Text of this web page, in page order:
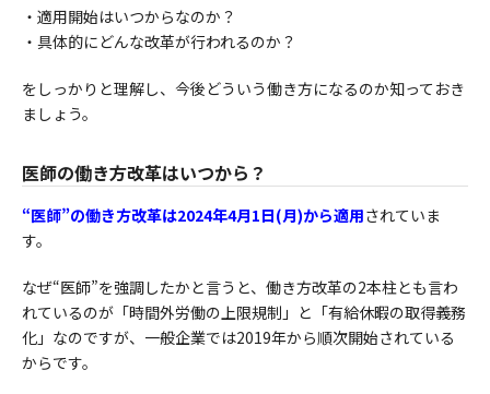
・適用開始はいつからなのか？
・具体的にどんな改革が行われるのか？
をしっかりと理解し、今後どういう働き方になるのか知っておき
ましょう。
医師の働き方改革はいつから？
“医師”の働き方改革は2024年4月1日(月)から適用されていま
す。
なぜ“医師”を強調したかと言うと、働き方改革の2本柱とも言わ
れているのが「時間外労働の上限規制」と「有給休暇の取得義務
化」なのですが、一般企業では2019年から順次開始されている
からです。